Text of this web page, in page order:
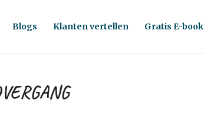
Blogs Klanten vertellen Gratis E-book